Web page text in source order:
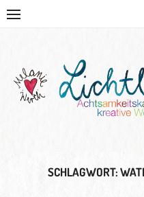
Skip
SCHLAGWORT: